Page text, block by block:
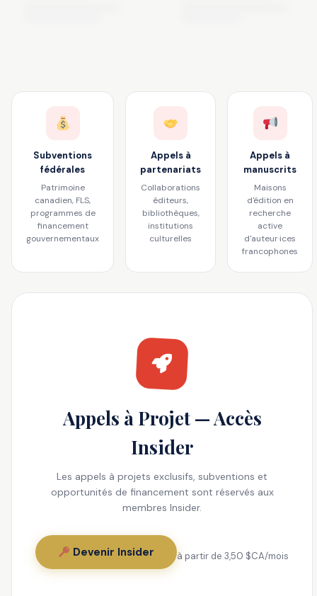
Subventions
fédérales
Patrimoine
canadien, FLS,
programmes de
financement
gouvernementaux
Appels à
partenariats
Collaborations
éditeurs,
bibliothèques,
institutions
culturelles
Appels à
manuscrits
Maisons
d'édition en
recherche
active
d'auteur·ices
francophones
Appels à Projet — Accès
Insider
Les appels à projets exclusifs, subventions et
opportunités de financement sont réservés aux
membres Insider.
Devenir Insider à partir de 3,50 $CA/mois